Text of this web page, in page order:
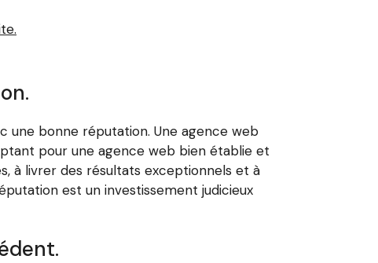
une bonne réputation. Une agence web
pour une agence web bien établie et
à livrer des résultats exceptionnels et à
est un investissement judicieux